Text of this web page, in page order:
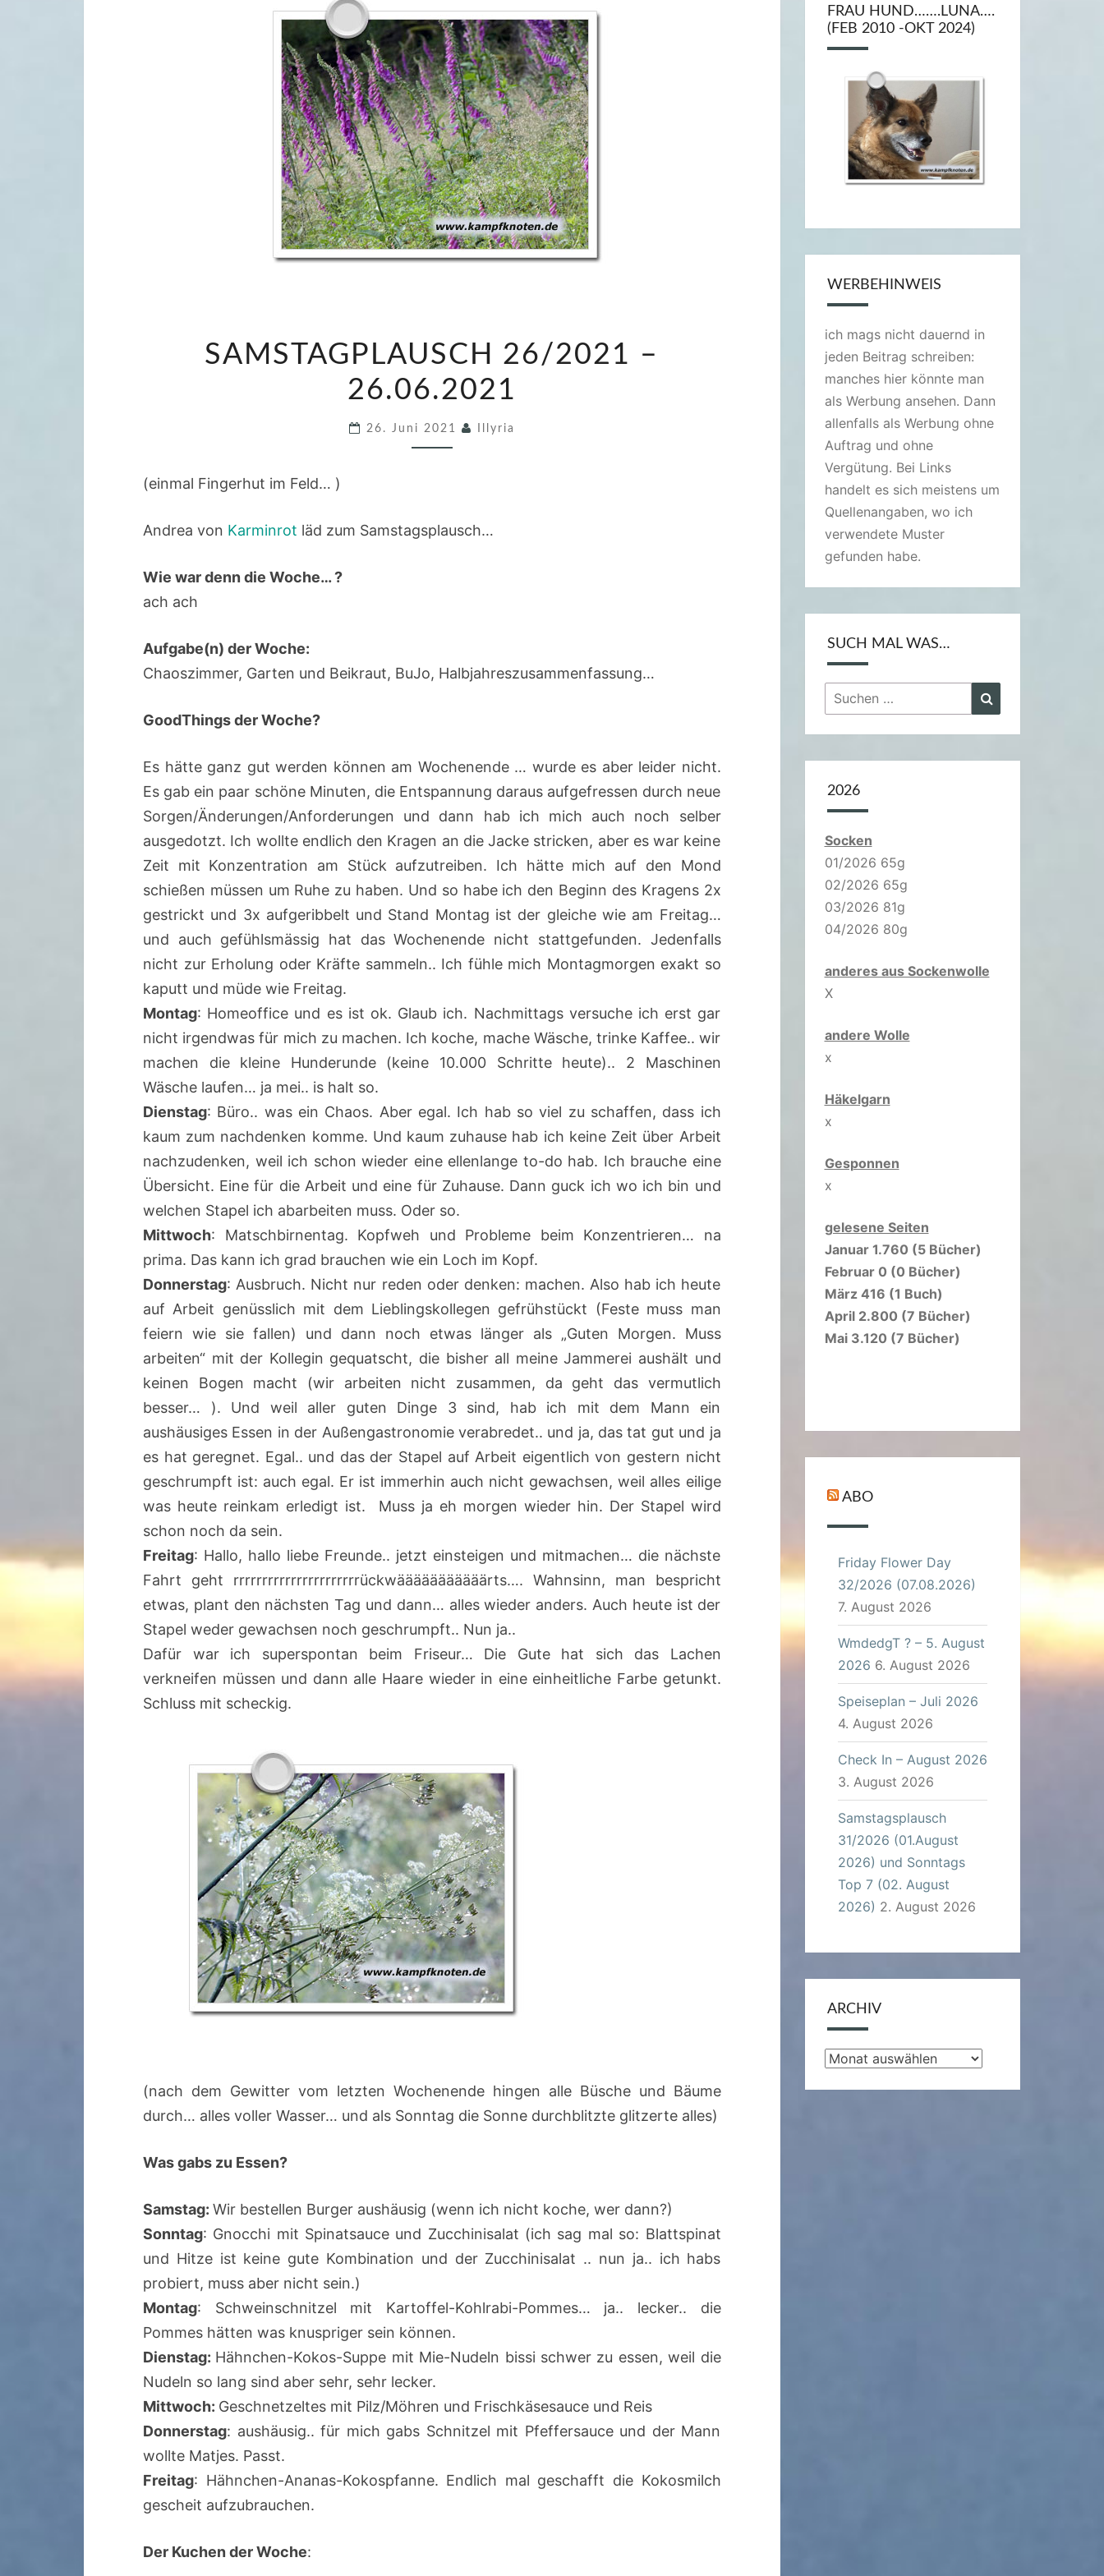
A
M
T
L
2
0
2
1
–
2
6
.
0
6
2
0
SAMSTAGPLAUSCH 26/2021 –
26.06.2021
26. Juni 2021 Illyria
(einmal Fingerhut im Feld… )
Andrea von Karminrot läd zum Samstagsplausch…
Wie war denn die Woche… ?
ach ach
Aufgabe(n) der Woche:
Chaoszimmer, Garten und Beikraut, BuJo, Halbjahreszusammenfassung…
GoodThings der Woche?
Es hätte ganz gut werden können am Wochenende … wurde es aber leider nicht.
Es gab ein paar schöne Minuten, die Entspannung daraus aufgefressen durch neue
Sorgen/Änderungen/Anforderungen und dann hab ich mich auch noch selber
ausgedotzt. Ich wollte endlich den Kragen an die Jacke stricken, aber es war keine
Zeit mit Konzentration am Stück aufzutreiben. Ich hätte mich auf den Mond
schießen müssen um Ruhe zu haben. Und so habe ich den Beginn des Kragens 2x
gestrickt und 3x aufgeribbelt und Stand Montag ist der gleiche wie am Freitag…
und auch gefühlsmässig hat das Wochenende nicht stattgefunden. Jedenfalls
nicht zur Erholung oder Kräfte sammeln.. Ich fühle mich Montagmorgen exakt so
kaputt und müde wie Freitag.
Montag: Homeoffice und es ist ok. Glaub ich. Nachmittags versuche ich erst gar
nicht irgendwas für mich zu machen. Ich koche, mache Wäsche, trinke Kaffee.. wir
machen die kleine Hunderunde (keine 10.000 Schritte heute).. 2 Maschinen
Wäsche laufen… ja mei.. is halt so.
Dienstag: Büro.. was ein Chaos. Aber egal. Ich hab so viel zu schaffen, dass ich
kaum zum nachdenken komme. Und kaum zuhause hab ich keine Zeit über Arbeit
nachzudenken, weil ich schon wieder eine ellenlange to-do hab. Ich brauche eine
Übersicht. Eine für die Arbeit und eine für Zuhause. Dann guck ich wo ich bin und
welchen Stapel ich abarbeiten muss. Oder so.
Mittwoch: Matschbirnentag. Kopfweh und Probleme beim Konzentrieren… na
prima. Das kann ich grad brauchen wie ein Loch im Kopf.
Donnerstag: Ausbruch. Nicht nur reden oder denken: machen. Also hab ich heute
auf Arbeit genüsslich mit dem Lieblingskollegen gefrühstückt (Feste muss man
feiern wie sie fallen) und dann noch etwas länger als „Guten Morgen. Muss
arbeiten“ mit der Kollegin gequatscht, die bisher all meine Jammerei aushält und
keinen Bogen macht (wir arbeiten nicht zusammen, da geht das vermutlich
besser… ). Und weil aller guten Dinge 3 sind, hab ich mit dem Mann ein
aushäusiges Essen in der Außengastronomie verabredet.. und ja, das tat gut und ja
es hat geregnet. Egal.. und das der Stapel auf Arbeit eigentlich von gestern nicht
geschrumpft ist: auch egal. Er ist immerhin auch nicht gewachsen, weil alles eilige
was heute reinkam erledigt ist. Muss ja eh morgen wieder hin. Der Stapel wird
schon noch da sein.
Freitag: Hallo, hallo liebe Freunde.. jetzt einsteigen und mitmachen… die nächste
Fahrt geht rrrrrrrrrrrrrrrrrrrrrrückwääääääääääärts…. Wahnsinn, man bespricht
etwas, plant den nächsten Tag und dann… alles wieder anders. Auch heute ist der
Stapel weder gewachsen noch geschrumpft.. Nun ja..
Dafür war ich superspontan beim Friseur… Die Gute hat sich das Lachen
verkneifen müssen und dann alle Haare wieder in eine einheitliche Farbe getunkt.
Schluss mit scheckig.
(nach dem Gewitter vom letzten Wochenende hingen alle Büsche und Bäume
durch… alles voller Wasser… und als Sonntag die Sonne durchblitzte glitzerte alles)
Was gabs zu Essen?
Samstag: Wir bestellen Burger aushäusig (wenn ich nicht koche, wer dann?)
Sonntag: Gnocchi mit Spinatsauce und Zucchinisalat (ich sag mal so: Blattspinat
und Hitze ist keine gute Kombination und der Zucchinisalat .. nun ja.. ich habs
probiert, muss aber nicht sein.)
Montag: Schweinschnitzel mit Kartoffel-Kohlrabi-Pommes… ja.. lecker.. die
Pommes hätten was knuspriger sein können.
Dienstag: Hähnchen-Kokos-Suppe mit Mie-Nudeln bissi schwer zu essen, weil die
Nudeln so lang sind aber sehr, sehr lecker.
Mittwoch: Geschnetzeltes mit Pilz/Möhren und Frischkäsesauce und Reis
Donnerstag: aushäusig.. für mich gabs Schnitzel mit Pfeffersauce und der Mann
wollte Matjes. Passt.
Freitag: Hähnchen-Ananas-Kokospfanne. Endlich mal geschafft die Kokosmilch
gescheit aufzubrauchen.
Der Kuchen der Woche:
FRAU HUND…….LUNA….
(FEB 2010 -OKT 2024)
WERBEHINWEIS
ich mags nicht dauernd in
jeden Beitrag schreiben:
manches hier könnte man
als Werbung ansehen. Dann
allenfalls als Werbung ohne
Auftrag und ohne
Vergütung. Bei Links
handelt es sich meistens um
Quellenangaben, wo ich
verwendete Muster
gefunden habe.
SUCH MAL WAS…
Suchen
nach:
2026
Socken
01/2026 65g
02/2026 65g
03/2026 81g
04/2026 80g
anderes aus Sockenwolle
X
andere Wolle
x
Häkelgarn
x
Gesponnen
x
gelesene Seiten
Januar 1.760 (5 Bücher)
Februar 0 (0 Bücher)
März 416 (1 Buch)
April 2.800 (7 Bücher)
Mai 3.120 (7 Bücher)
ABO
Friday Flower Day
32/2026 (07.08.2026)
7. August 2026
WmdedgT ? – 5. August
2026 6. August 2026
Speiseplan – Juli 2026
4. August 2026
Check In – August 2026
3. August 2026
Samstagsplausch
31/2026 (01.August
2026) und Sonntags
Top 7 (02. August
2026) 2. August 2026
ARCHIV
Archiv